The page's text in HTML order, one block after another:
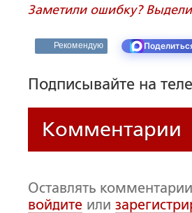
Заметили ошибку?
Рекомендую
Подписывайте на
Комментарии
Оставлять
войдите или